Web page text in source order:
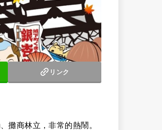
リンク
商林立，非常的熱鬧。